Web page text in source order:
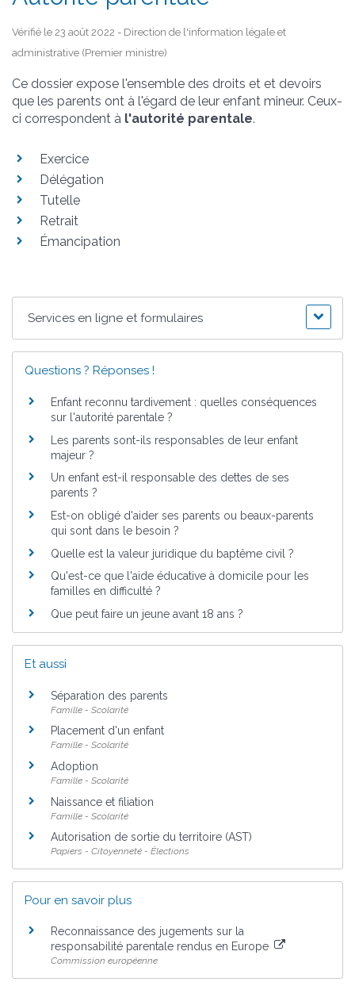
Vérifié le 23 août 2022 - Direction de l'information légale et
administrative (Premier ministre)
Ce dossier expose l'ensemble des droits et et devoirs
que les parents ont à l'égard de leur enfant mineur. Ceux-
ci correspondent à l'autorité parentale.
Exercice
Délégation
Tutelle
Retrait
Émancipation
Services en ligne et formulaires
Questions ? Réponses !
Enfant reconnu tardivement : quelles conséquences
sur l'autorité parentale ?
Les parents sont-ils responsables de leur enfant
majeur ?
Un enfant est-il responsable des dettes de ses
parents ?
Est-on obligé d'aider ses parents ou beaux-parents
qui sont dans le besoin ?
Quelle est la valeur juridique du baptême civil ?
Qu'est-ce que l'aide éducative à domicile pour les
familles en difficulté ?
Que peut faire un jeune avant 18 ans ?
Et aussi
Séparation des parents
Famille - Scolarité
Placement d'un enfant
Famille - Scolarité
Adoption
Famille - Scolarité
Naissance et filiation
Famille - Scolarité
Autorisation de sortie du territoire (AST)
Papiers - Citoyenneté - Élections
Pour en savoir plus
Reconnaissance des jugements sur la
responsabilité parentale rendus en Europe
Commission européenne